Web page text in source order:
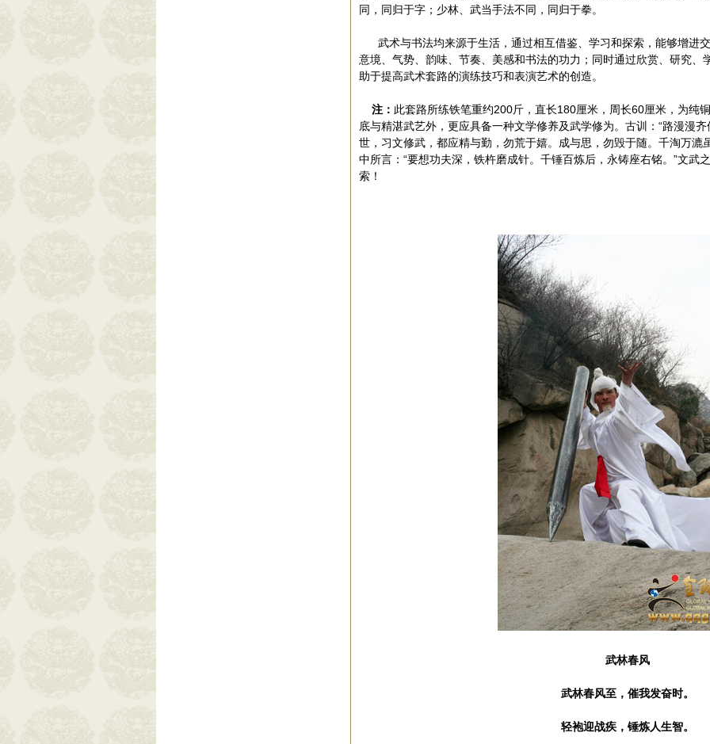
同，同归于字；少林、武当手法不同，同归于拳。
武术与书法均来源于生活，通过相互借鉴、学习和探索，能够增进
意境、气势、韵味、节奏、美感和书法的功力；同时通过欣赏、研究、
助于提高武术套路的演练技巧和表演艺术的创造。
注： 此套路所练铁笔重约200斤，直长180厘米，周长60厘米，为纯
底与精湛武艺外，更应具备一种文学修养及武学修为。古训：“路漫漫
世，习文修武，都应精与勤，勿荒于嬉。成与思，勿毁于随。千淘万漉
中所言：“要想功夫深，铁杵磨成针。千锤百炼后，永铸座右铭。”文武
索！
武林春风
武林春风至，催我发奋时。
轻袍迎战疾，锤炼人生智。